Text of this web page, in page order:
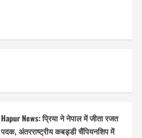
Hapur News: प्रिया ने नेपाल में जीता रजत
पदक, अंतरराष्ट्रीय कबड्डी चैंपियनशिप में